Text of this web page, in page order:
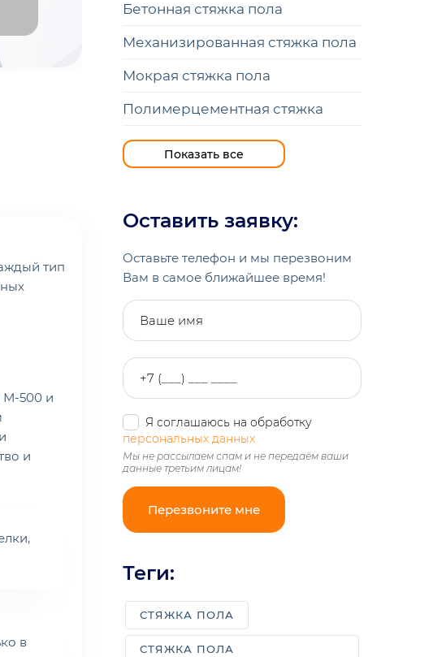
Бетонная стяжка пола
Механизированная стяжка пола
Мокрая стяжка пола
Полимерцементная стяжка
Полистиролбетонная стяжка
Стяжка под тёплый пол
Стяжка пола пенобетоном
Стяжка пола под ламинат
Стяжка пола под плитку
Стяжка пола с пеноплексом
Стяжка пола с шумоизоляцией
Сухая стяжка пола
Цементно песчаная стяжка пола
Черновая стяжка
Полусухая цементная стяжка
Показать все
тип
М-500 и
и
в
Оставить заявку:
Оставьте телефон и мы перезвоним
Вам в самое ближайшее время!
Я соглашаюсь на обработку
персональных данных
Мы не рассылаем спам и не передаём ваши
данные третьим лицам!
Теги:
СТЯЖКА ПОЛА
СТЯЖКА ПОЛА